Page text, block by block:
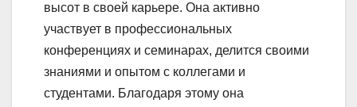
высот в своей карьере. Она активно
участвует в профессиональных
конференциях и семинарах, делится своими
знаниями и опытом с коллегами и
студентами. Благодаря этому она